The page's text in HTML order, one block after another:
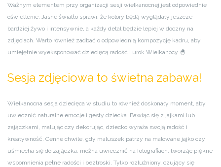
Ważnym elementem przy organizacji sesji wielkanocnej jest odpowiednie
oświetlenie. Jasne światło sprawi, że kolory będą wyglądały jeszcze
bardziej żywo i intensywnie, a każdy detal będzie lepiej widoczny na
zdjęciach. Warto również zadbać o odpowiednią kompozycję kadru, aby
umiejętnie wyeksponować dziecięcą radość i urok Wielkanocy 🐣
Sesja zdjęciowa to świetna zabawa!
Wielkanocna sesja dziecięca w studiu to również doskonały moment, aby
uwiecznić naturalne emocje i gesty dziecka. Bawiąc się z jajkami lub
zajączkami, malując czy dekorując, dziecko wyraża swoją radość i
kreatywność. Cenne chwile, gdy maluszek patrzy na malowane jajko czy
uśmiecha się do zajączka, można uwiecznić na fotografiach, tworząc piękne
wspomnienia pełne radości i beztroski. Tylko rozluźniony, czujący się